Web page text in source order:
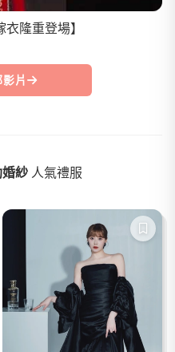
紗 人氣禮服
隆重登場】
片